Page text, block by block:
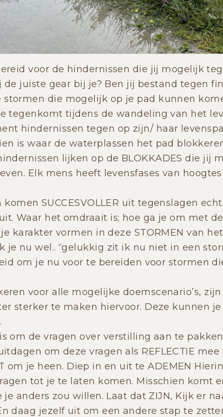
voor de hindernissen die jij mogelijk
de juiste gear bij je? Ben jij bestand tegen
stormen die mogelijk op je pad kunnen
tegenkomt tijdens de wandeling van het
hindernissen tegen op zijn/ haar
is waar de waterplassen het pad
lijken op de BLOKKADES die jij
Elk mens heeft levensfases van
SUCCESVOLLER uit tegenslagen
uit. Waar het omdraait is; hoe ga je om met
karakter vormen in deze STORMEN van
je nu wel.. “gelukkig zit ik nu niet in een
om je nu voor te bereiden voor stormen
voor alle mogelijke doemscenario’s,
sterker te maken hiervoor. Deze kunnen
om de vragen over verstilling aan te
om deze vragen als REFLECTIE
om je heen. Diep in en uit te ADEMEN
tot je te laten komen. Misschien komt
anders zou willen. Laat dat ZIJN, Kijk er
daag jezelf uit om een andere stap te